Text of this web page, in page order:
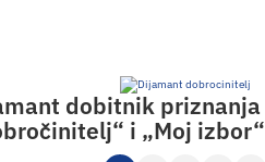
dobitnik priznanja
i „Moj izbor“